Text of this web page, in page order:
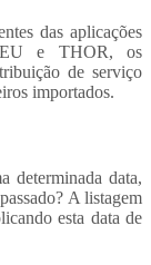
das aplicações
EU e THOR, os
de serviço
importados.
determinada data,
A listagem
esta data de